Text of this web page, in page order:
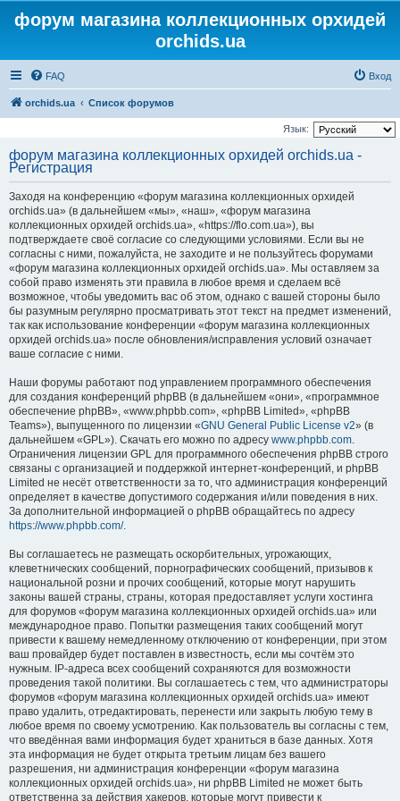
форум магазина коллекционных орхидей
orchids.ua
FAQ Вход
orchids.ua Список форумов
Язык:
форум магазина коллекционных орхидей orchids.ua -
Регистрация
Заходя на конференцию «форум магазина коллекционных орхидей
orchids.ua» (в дальнейшем «мы», «наш», «форум магазина
коллекционных орхидей orchids.ua», «https://flo.com.ua»), вы
подтверждаете своё согласие со следующими условиями. Если вы не
согласны с ними, пожалуйста, не заходите и не пользуйтесь форумами
«форум магазина коллекционных орхидей orchids.ua». Мы оставляем за
собой право изменять эти правила в любое время и сделаем всё
возможное, чтобы уведомить вас об этом, однако с вашей стороны было
бы разумным регулярно просматривать этот текст на предмет изменений,
так как использование конференции «форум магазина коллекционных
орхидей orchids.ua» после обновления/исправления условий означает
ваше согласие с ними.
Наши форумы работают под управлением программного обеспечения
для создания конференций phpBB (в дальнейшем «они», «программное
обеспечение phpBB», «www.phpbb.com», «phpBB Limited», «phpBB
Teams»), выпущенного по лицензии «GNU General Public License v2» (в
дальнейшем «GPL»). Скачать его можно по адресу www.phpbb.com.
Ограничения лицензии GPL для программного обеспечения phpBB строго
связаны с организацией и поддержкой интернет-конференций, и phpBB
Limited не несёт ответственности за то, что администрация конференций
определяет в качестве допустимого содержания и/или поведения в них.
За дополнительной информацией о phpBB обращайтесь по адресу
https://www.phpbb.com/.
Вы соглашаетесь не размещать оскорбительных, угрожающих,
клеветнических сообщений, порнографических сообщений, призывов к
национальной розни и прочих сообщений, которые могут нарушить
законы вашей страны, страны, которая предоставляет услуги хостинга
для форумов «форум магазина коллекционных орхидей orchids.ua» или
международное право. Попытки размещения таких сообщений могут
привести к вашему немедленному отключению от конференции, при этом
ваш провайдер будет поставлен в известность, если мы сочтём это
нужным. IP-адреса всех сообщений сохраняются для возможности
проведения такой политики. Вы соглашаетесь с тем, что администраторы
форумов «форум магазина коллекционных орхидей orchids.ua» имеют
право удалить, отредактировать, перенести или закрыть любую тему в
любое время по своему усмотрению. Как пользователь вы согласны с тем,
что введённая вами информация будет храниться в базе данных. Хотя
эта информация не будет открыта третьим лицам без вашего
разрешения, ни администрация конференции «форум магазина
коллекционных орхидей orchids.ua», ни phpBB Limited не может быть
ответственна за действия хакеров, которые могут привести к